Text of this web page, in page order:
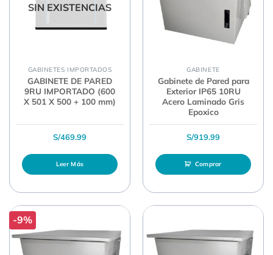
SIN EXISTENCIAS
GABINETES IMPORTADOS
GABINETE DE PARED
9RU IMPORTADO (600
X 501 X 500 + 100 mm)
S/469.99
Leer Más
GABINETE
Gabinete de Pared para
Exterior IP65 10RU
Acero Laminado Gris
Epoxico
S/919.99
Comprar
-9%